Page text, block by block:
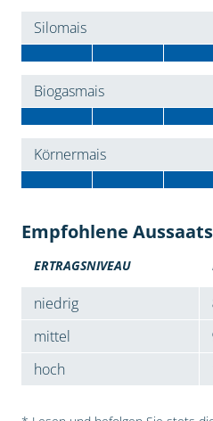
Silomais
Biogasmais
Körnermais
Empfohlene
ERTRAGSNIVEAU
niedrig
mittel
hoch